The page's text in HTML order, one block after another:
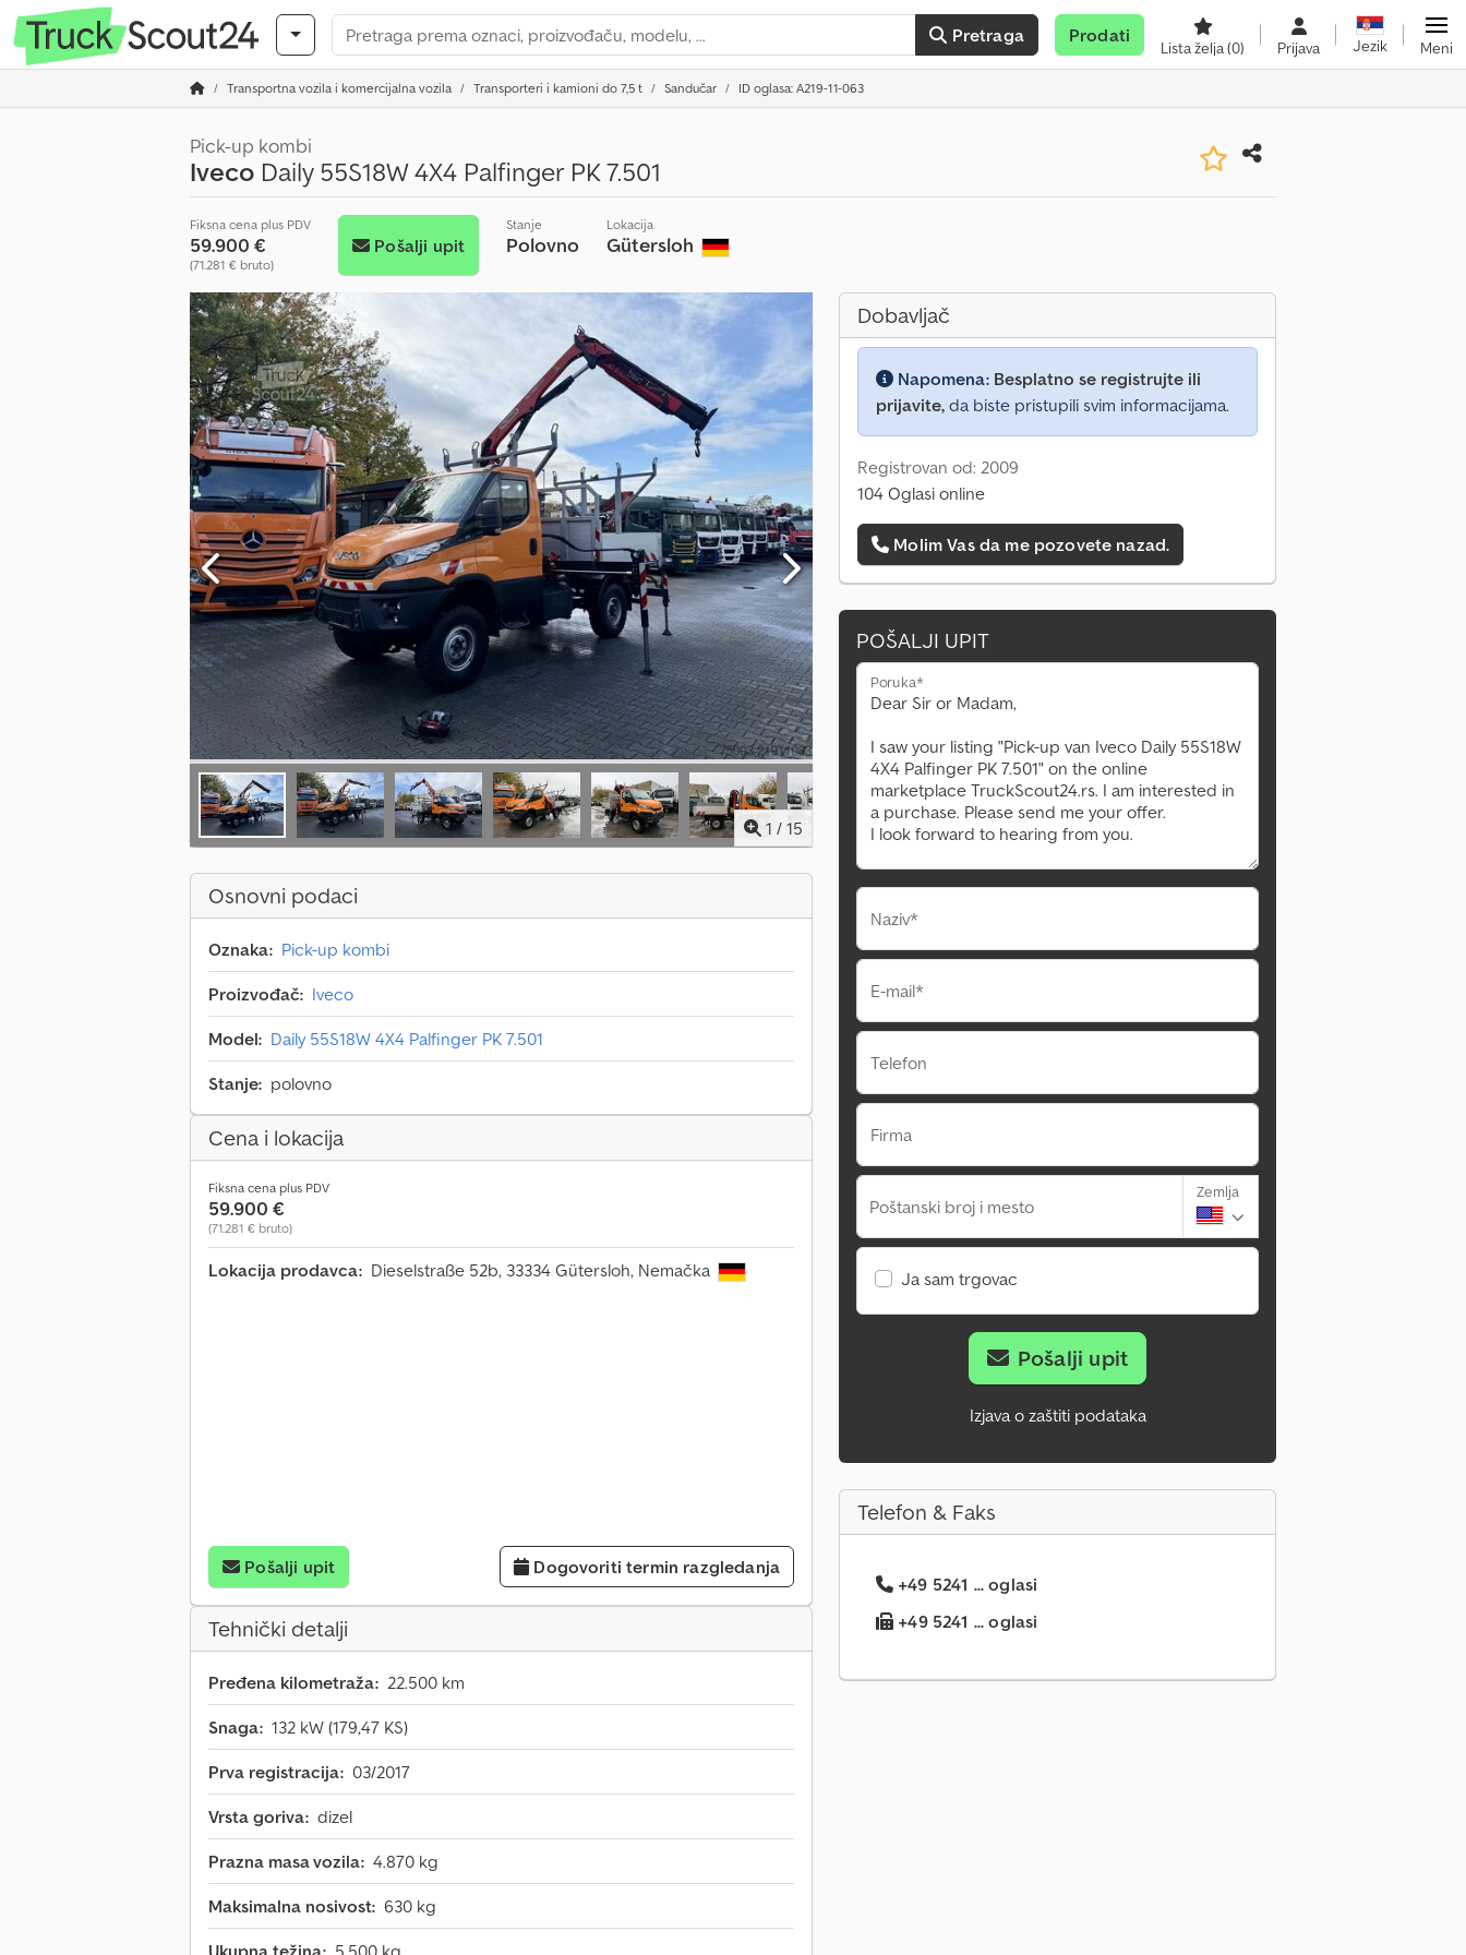
Pretraga Prodati
Lista želja(0) Prijava Jezik Meni
Transportna vozila i komercijalna vozila Transporteri i kamioni do 7,5 t Sandučar ID oglasa: A219-11-063
Pick-up kombi
Iveco Daily 55S18W 4X4 Palfinger PK 7.501
Fiksna cena plus PDV
59.900 €
(71.281 € bruto)
Pošalji upit
Stanje
Polovno
Lokacija
Gütersloh
1 / 15
Osnovni podaci
Oznaka: Pick-up kombi
Proizvođač: Iveco
Model: Daily 55S18W 4X4 Palfinger PK 7.501
Stanje: polovno
Cena i lokacija
Fiksna cena plus PDV
59.900 €
(71.281 € bruto)
Lokacija prodavca: Dieselstraße 52b, 33334 Gütersloh, Nemačka
Pošalji upit Dogovoriti termin razgledanja
Tehnički detalji
Pređena kilometraža: 22.500 km
Snaga: 132 kW (179,47 KS)
Prva registracija: 03/2017
Vrsta goriva: dizel
Prazna masa vozila: 4.870 kg
Maksimalna nosivost: 630 kg
Dobavljač
Napomena: Besplatno se registrujte ili
prijavite, da biste pristupili svim informacijama.
Registrovan od: 2009
104 Oglasi online
Molim Vas da me pozovete nazad.
POŠALJI UPIT
Poruka*
Naziv*
E-mail*
Telefon
Firma
Poštanski broj i mesto
Zemlja
Ja sam trgovac
Pošalji upit
Izjava o zaštiti podataka
Telefon & Faks
+49 5241 ... oglasi
+49 5241 ... oglasi